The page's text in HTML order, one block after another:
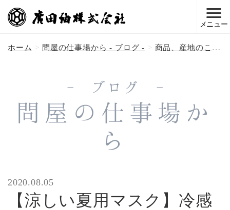
メニュー
ホーム 問屋の仕事場から - ブログ - 商品、産地のこと
- ブログ -
問屋の仕事場か
ら
2020.08.05
【涼しい夏用マスク】冷感